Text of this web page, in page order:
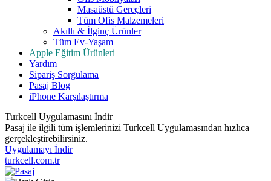
Masaüstü Gereçleri
Tüm Ofis Malzemeleri
Akıllı & İlginç Ürünler
Tüm Ev-Yaşam
Apple Eğitim Ürünleri
Yardım
Sipariş Sorgulama
Pasaj Blog
iPhone Karşılaştırma
Turkcell Uygulamasını İndir
Pasaj ile ilgili tüm işlemlerinizi Turkcell Uygulamasından hızlıca
gerçekleştirebilirsiniz.
Uygulamayı İndir
turkcell.com.tr